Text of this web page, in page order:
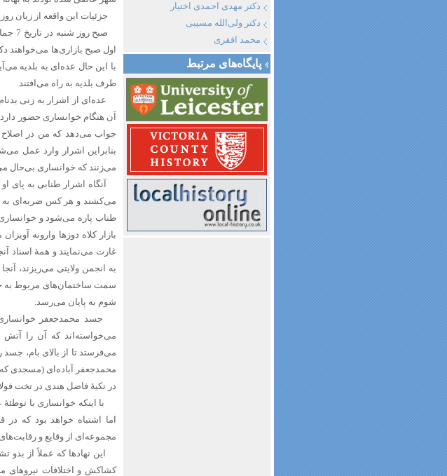
دکتر مهدی احمدی اختیار
دکتر ولی‌الله مسیبی
محمد افقری
پایگاه‌های مرتبط
جزئیات این واقعه از زبان
اول صبح بازاری‌ها می‌خواهند
با این حال عده‌ای به بلدیه
طرف بلدیه به راه می‌افتند.
عده‌ای از اشرار به زنی
آن هنگام خوانساری حضور
جواب می‌دهد که من در
بنابراین اشرار وارد عمل
می‌زنند که خوانساری بی‌حال
آنگاه اشرار طنابی به پای
می‌کشند و هر کس ضربه‌ای به
طناب پاره می‌شود و خوانساری
بازار کلاه دوزها وارونه
غارت می‌نمایند و همۀ اسناد
به انجمن ولایتی می‌ریزند،
سمت ساختمان‌های مربوط به
شوم به پایان می‌رسد.
جسد محمدجعفر خوانساری
می‌خواسته‌اند که آن را آتش
می‌فرستد تا از بالای بام،
محمدجعفر آباده‌ای (مسجدی
در تکیۀ فاضل هندی در تخت
با اینکه خوانساری با
اما اشتباه خواهد بود که
مجموعه‌ای از وقایع و
این نهادها که عملاً از
کشاکش و اختلافات نیروهای